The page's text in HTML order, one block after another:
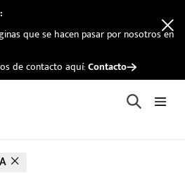
que se hacen pasar por nosotros en
de contacto aquí:Contacto